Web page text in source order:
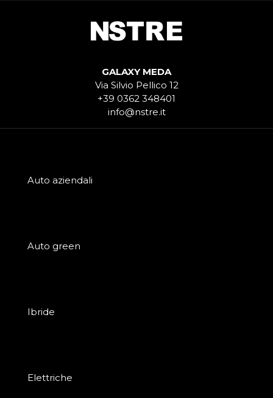
GALAXY MEDA
Via Silvio Pellico 12
+39 0362 348401
info@nstre.it
Auto aziendali
Auto green
Ibride
Elettriche